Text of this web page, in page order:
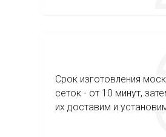
Срок изготовления
сеток - от 10 минут,
их доставим и